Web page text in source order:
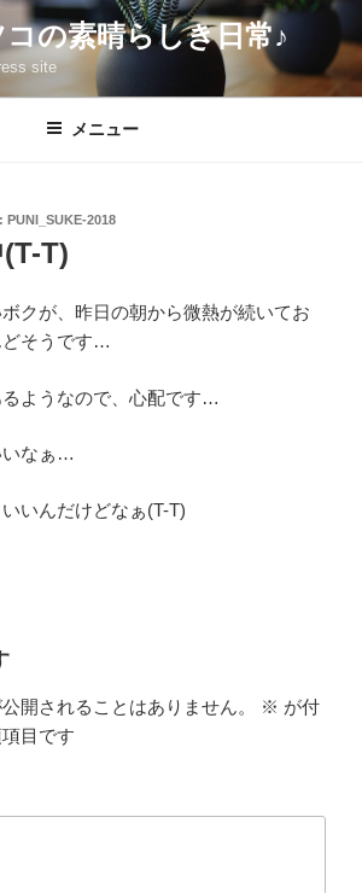
の素晴らしき日常♪
site
メニュー
PUNI_SUKE-2018
T)
クが、昨日の朝から微熱が続いてお
どそうです…
ようなので、心配です…
いなぁ…
いんだけどなぁ(T-T)
開されることはありません。 ※ が付
目です